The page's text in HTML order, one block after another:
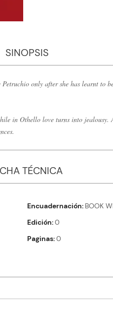
SINOPSIS
only after she has learnt to
in Othello love turns into jealousy.
TÉCNICA
Encuadernación BOOK
Edición 0
Paginas 0